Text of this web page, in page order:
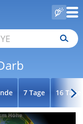
7 Tage 16 Tage